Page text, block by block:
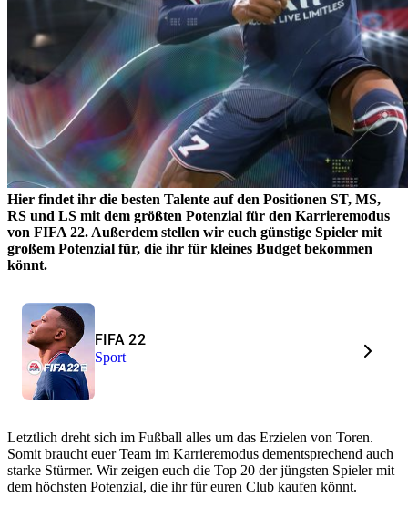
Hier findet ihr die besten Talente auf den Positionen ST, MS,
RS und LS mit dem größten Potenzial für den Karrieremodus
von FIFA 22. Außerdem stellen wir euch günstige Spieler mit
großem Potenzial für, die ihr für kleines Budget bekommen
könnt.
FIFA 22
Sport
Letztlich dreht sich im Fußball alles um das Erzielen von Toren.
Somit braucht euer Team im Karrieremodus dementsprechend auch
starke Stürmer. Wir zeigen euch die Top 20 der jüngsten Spieler mit
dem höchsten Potenzial, die ihr für euren Club kaufen könnt.